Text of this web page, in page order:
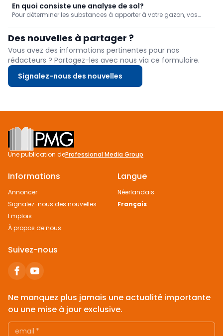
En quoi consiste une analyse de sol?
Pour déterminer les substances à apporter à votre gazon, vos
du sol. C'est pourquoi...
Des nouvelles à partager ?
Vous avez des informations pertinentes pour nos
rédacteurs ? Partagez-les avec nous via ce formulaire.
Signalez-nous des nouvelles
Footer
Une publication deProfessional Media Group
Informations
Annoncer
Signalez-nous des nouvelles
Emplois
À propos de nous
Langue
Néerlandais
Français
Suivez-nous
Ne manquez plus jamais une actualité importante
ou une mise à jour exclusive.
email *